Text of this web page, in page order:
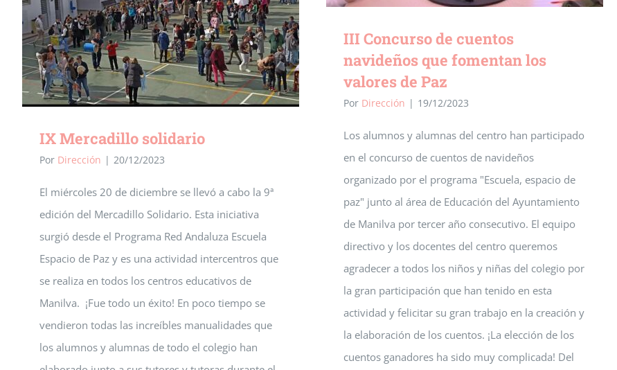
IX Mercadillo solidario
Por Dirección | 20/12/2023
El miércoles 20 de diciembre se llevó a cabo la 9ª
edición del Mercadillo Solidario. Esta iniciativa
surgió desde el Programa Red Andaluza Escuela
Espacio de Paz y es una actividad intercentros que
se realiza en todos los centros educativos de
Manilva. ¡Fue todo un éxito! En poco tiempo se
vendieron todas las increíbles manualidades que
los alumnos y alumnas de todo el colegio han
III Concurso de cuentos
navideños que fomentan los
valores de Paz
Por Dirección | 19/12/2023
Los alumnos y alumnas del centro han participado
en el concurso de cuentos de navideños
organizado por el programa "Escuela, espacio de
paz" junto al área de Educación del Ayuntamiento
de Manilva por tercer año consecutivo. El equipo
directivo y los docentes del centro queremos
agradecer a todos los niños y niñas del colegio por
la gran participación que han tenido en esta
actividad y felicitar su gran trabajo en la creación y
la elaboración de los cuentos. ¡La elección de los
cuentos ganadores ha sido muy complicada! Del